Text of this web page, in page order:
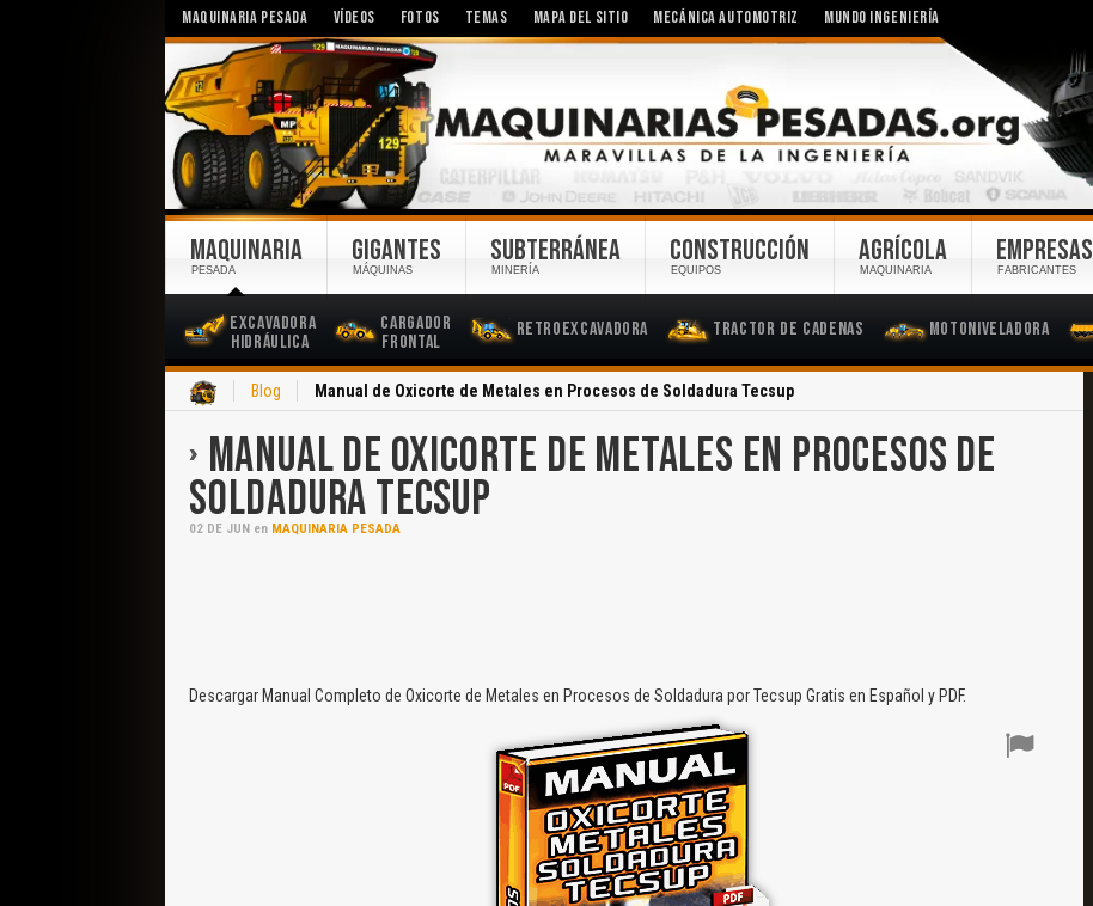
MAQUINARIA PESADA VÍDEOS FOTOS TEMAS MAPA DEL SITIO MECÁNICA AUTOMOTRIZ MUNDO INGENIERÍA
MAQUINARIA
PESADA
Excavadora
Hidráulica
Cargador
Frontal
Retroexcavadora Tractor de Cadenas Motoniveladora
GIGANTES
MÁQUINAS
SUBTERRÁNEA
MINERÍA
CONSTRUCCIÓN
EQUIPOS
AGRÍCOLA
MAQUINARIA
EMPRESAS
FABRICANTES
Blog Manual de Oxicorte de Metales en Procesos de Soldadura Tecsup
MANUAL DE OXICORTE DE METALES EN PROCESOS DE
SOLDADURA TECSUP
02 DE JUN en MAQUINARIA PESADA
Descargar Manual Completo de Oxicorte de Metales en Procesos de Soldadura por Tecsup Gratis en Español y PDF.